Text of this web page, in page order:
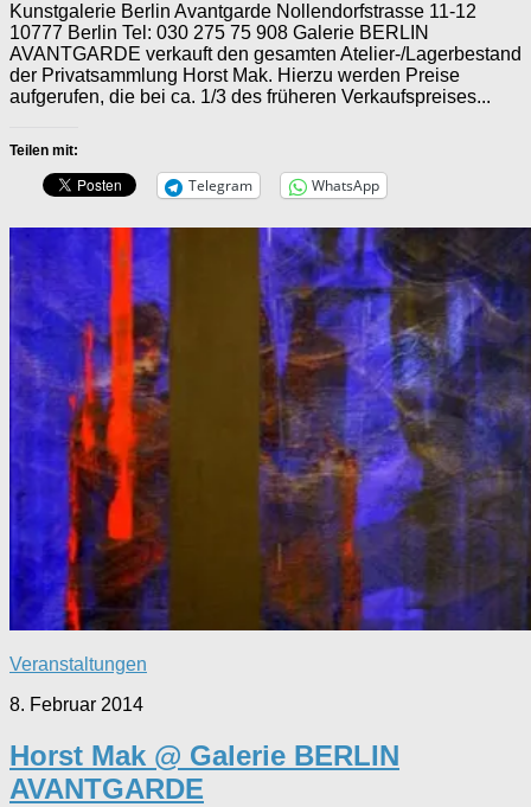
Kunstgalerie Berlin Avantgarde Nollendorfstrasse 11-12
10777 Berlin Tel: 030 275 75 908 Galerie BERLIN
AVANTGARDE verkauft den gesamten Atelier-/Lagerbestand
der Privatsammlung Horst Mak. Hierzu werden Preise
aufgerufen, die bei ca. 1/3 des früheren Verkaufspreises...
Teilen mit:
Telegram WhatsApp
Veranstaltungen
8. Februar 2014
Horst Mak @ Galerie BERLIN
AVANTGARDE